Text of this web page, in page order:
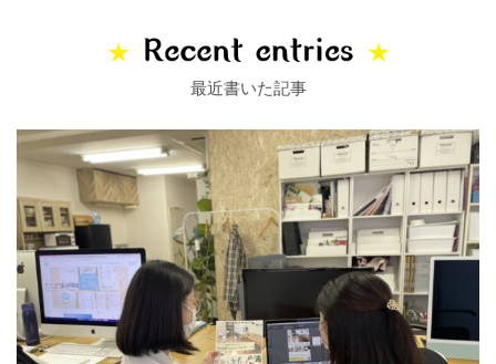
最近書いた記事